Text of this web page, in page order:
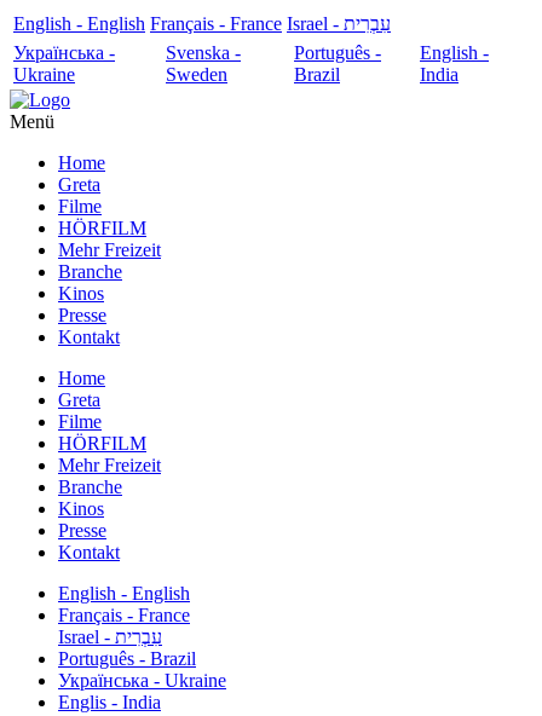
English - English Français - France
עִבְרִית - Israel
Українська -
Ukraine
Svenska -
Sweden
Português -
Brazil
English -
India
Menü
Home
Greta
Filme
HÖRFILM
Mehr Freizeit
Branche
Kinos
Presse
Kontakt
Home
Greta
Filme
HÖRFILM
Mehr Freizeit
Branche
Kinos
Presse
Kontakt
English - English
Français - France
עִבְרִית - Israel
Português - Brazil
Українська - Ukraine
Englis - India